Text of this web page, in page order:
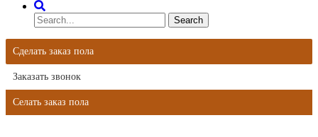
Сделать заказ пола
Заказать звонок
Селать заказ пола